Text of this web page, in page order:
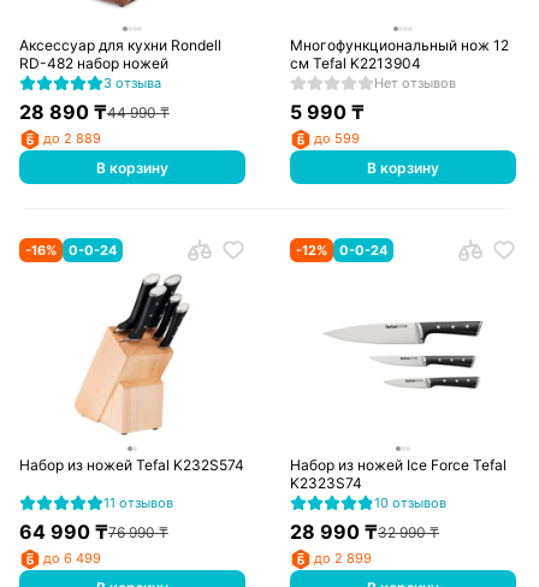
Аксессуар для кухни Rondell
RD-482 набор ножей
3 отзыва
28 890₸44 990₸
до 2 889
В корзину
Многофункциональный нож 12
см Tefal K2213904
Нет отзывов
5 990 ₸
до 599
В корзину
-16% 0-0-24
Набор из ножей Tefal K232S574
11 отзывов
64 990₸76 990₸
до 6 499
-12% 0-0-24
Набор из ножей Ice Force Tefal
K2323S74
10 отзывов
28 990 ₸32 990₸
до 2 899